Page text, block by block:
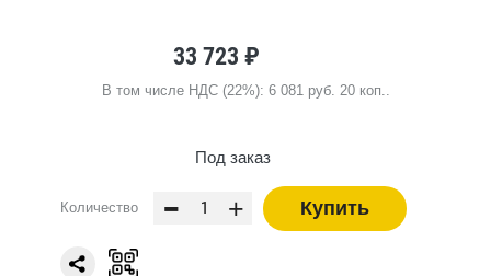
33 723 ₽
В том числе НДС (22%): 6 081 руб. 20 коп..
Под заказ
Количество - + Купить